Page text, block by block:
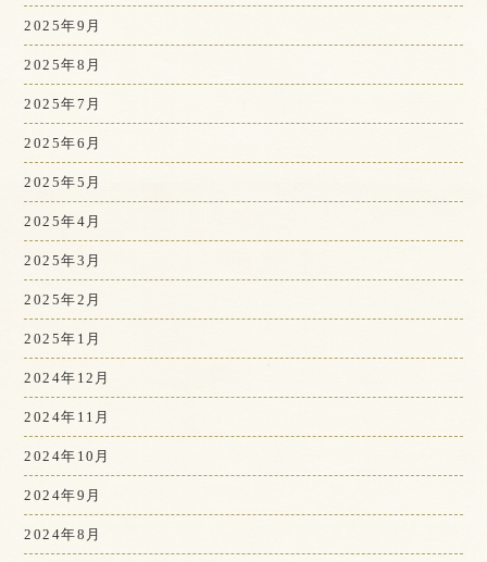
2025年9月
2025年8月
2025年7月
2025年6月
2025年5月
2025年4月
2025年3月
2025年2月
2025年1月
2024年12月
2024年11月
2024年10月
2024年9月
2024年8月